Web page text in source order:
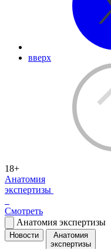
вверх
18+
Анатомия
экспертизы
Смотреть
Анатомия экспертизы
Новости
Анатомия
экспертизы